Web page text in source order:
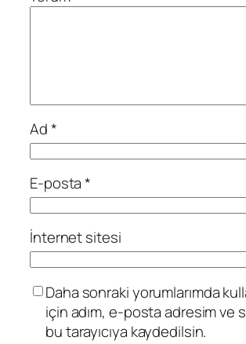
Ad*
E-posta*
İnternet sitesi
Daha sonraki yorumlarımda
için adım, e-posta adresim ve
bu tarayıcıya kaydedilsin.